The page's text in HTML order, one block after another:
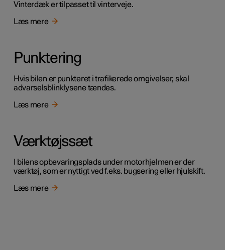
Vinterdæk er tilpasset til vinterveje.
Læs mere
Punktering
Hvis bilen er punkteret i trafikerede omgivelser, skal
advarselsblinklysene tændes.
Læs mere
Værktøjssæt
I bilens opbevaringsplads under motorhjelmen er der
værktøj, som er nyttigt ved f.eks. bugsering eller hjulskift.
Læs mere